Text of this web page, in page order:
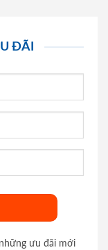
ĐÃI
ưu đãi mới